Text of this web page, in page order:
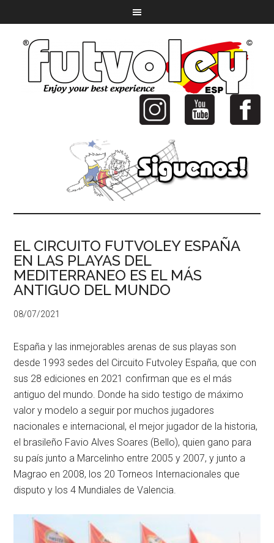
EL CIRCUITO FUTVOLEY ESPAÑA
EN LAS PLAYAS DEL
MEDITERRANEO ES EL MÁS
ANTIGUO DEL MUNDO
08/07/2021
España y las inmejorables arenas de sus playas son
desde 1993 sedes del Circuito Futvoley España, que con
sus 28 ediciones en 2021 confirman que es el más
antiguo del mundo. Donde ha sido testigo de máximo
valor y modelo a seguir por muchos jugadores
nacionales e internacional, el mejor jugador de la historia,
el brasileño Favio Alves Soares (Bello), quien gano para
su país junto a Marcelinho entre 2005 y 2007, y junto a
Magrao en 2008, los 20 Torneos Internacionales que
disputo y los 4 Mundiales de Valencia.